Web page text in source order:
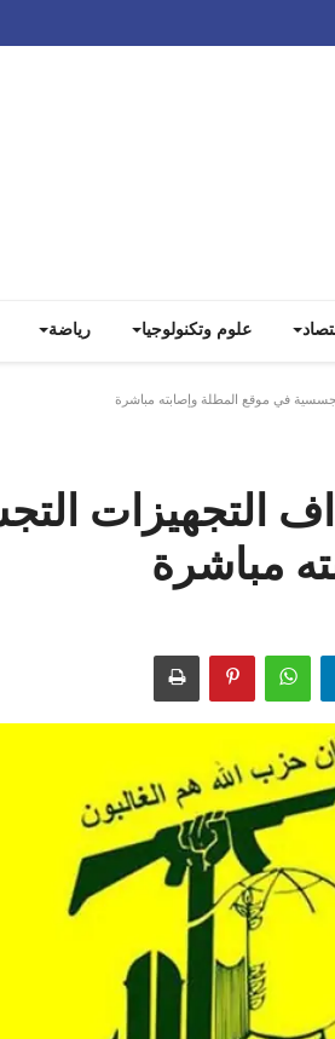
علوم وتكنولوجيا رياضة
في موقع المطلة وإصابته مباشرة
التجهيزات
مباشرة